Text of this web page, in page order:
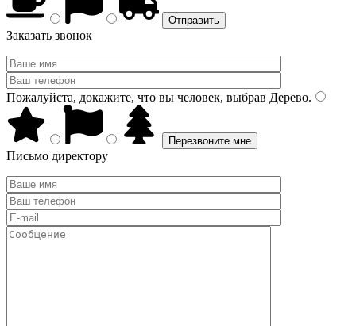
Заказать звонок
Пожалуйста, докажите, что вы человек, выбрав Дерево.
Письмо директору